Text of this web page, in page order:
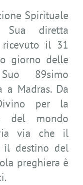
Spirituale
diretta
ricevuto il 31
giorno delle
89simo
a Madras. Da
per la
del mondo
via che il
il destino del
preghiera è